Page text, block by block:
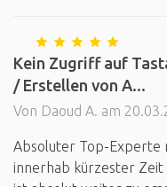
Kein Zugriff auf
/ Erstellen von A...
Von Daoud A. am
Absoluter Top-Experte
innerhab kürzester Zeit